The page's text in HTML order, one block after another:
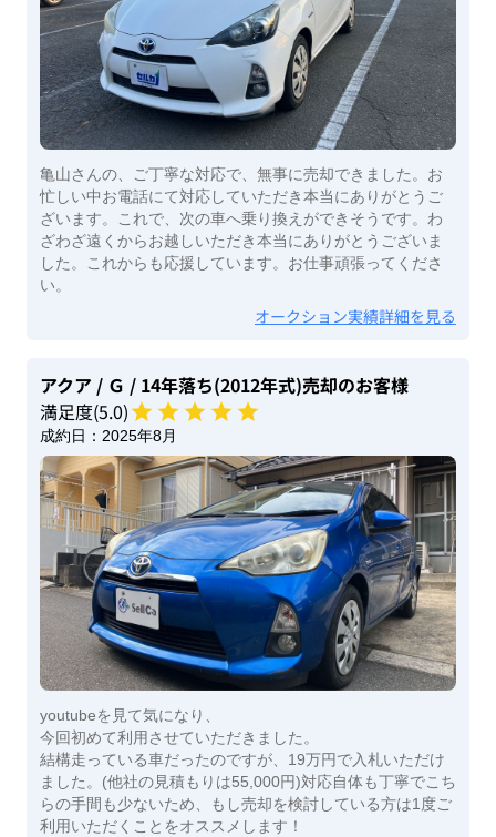
亀山さんの、ご丁寧な対応で、無事に売却できました。お
忙しい中お電話にて対応していただき本当にありがとうご
ざいます。これで、次の車へ乗り換えができそうです。わ
ざわざ遠くからお越しいただき本当にありがとうございま
した。これからも応援しています。お仕事頑張ってくださ
い。
オークション実績詳細を見る
アクア / Ｇ / 14年落ち(2012年式)売却のお客様
満足度(5.0)
成約日： 2025年8月
youtubeを見て気になり、
今回初めて利用させていただきました。
結構走っている車だったのですが、19万円で入札いただけ
ました。(他社の見積もりは55,000円)対応自体も丁寧でこち
らの手間も少ないため、もし売却を検討している方は1度ご
利用いただくことをオススメします！